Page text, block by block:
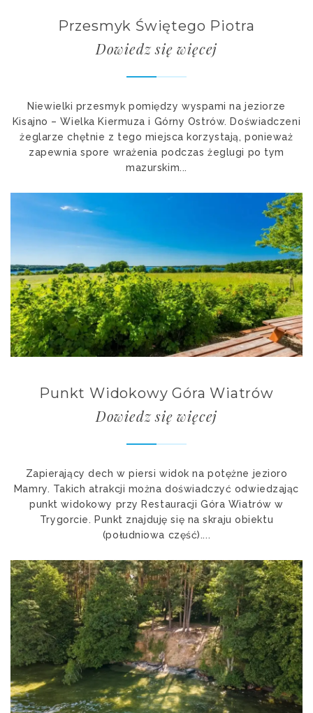
Przesmyk Świętego Piotra
Dowiedz się więcej
Niewielki przesmyk pomiędzy wyspami na jeziorze
Kisajno – Wielka Kiermuza i Górny Ostrów. Doświadczeni
żeglarze chętnie z tego miejsca korzystają, ponieważ
zapewnia spore wrażenia podczas żeglugi po tym
mazurskim...
Punkt Widokowy Góra Wiatrów
Dowiedz się więcej
Zapierający dech w piersi widok na potężne jezioro
Mamry. Takich atrakcji można doświadczyć odwiedzając
punkt widokowy przy Restauracji Góra Wiatrów w
Trygorcie. Punkt znajduję się na skraju obiektu
(południowa część)....